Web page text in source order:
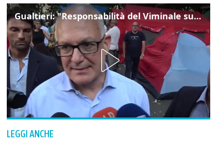
Gualtieri: "Responsabilità del Viminale su Spin Time? La posizione dei partiti è nota"
LEGGI ANCHE